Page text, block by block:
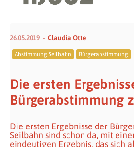
26.05.2019 Claudia Otte
Abstimmung Seilbahn Bürgerabstimmung
Die ersten
Bürgerabstimmung
Die ersten Ergebnisse der
Seilbahn sind schon da, mit
eindeutigen Ergebnis, das sich